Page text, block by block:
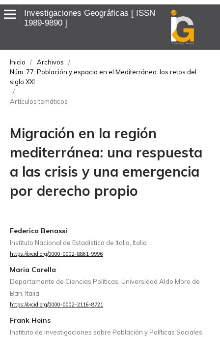
Investigaciones Geográficas
ISSN
1989-9890
Inicio / Archivos
/
Núm. 77: Población y espacio en el Mediterráneo: los retos del
siglo XXI
/
Artículos temáticos
Migración en la región
mediterránea: una respuesta
a las crisis y una emergencia
por derecho propio
Federico Benassi
Instituto Nacional de Estadística de Italia, Italia
https://orcid.org/0000-0002-8861-9996
Maria Carella
Departamento de Ciencias Políticas, Universidad Aldo Moro de
Bari, Italia
https://orcid.org/0000-0002-2116-8721
Frank Heins
Instituto de Investigaciones sobre Población y Políticas Sociales,